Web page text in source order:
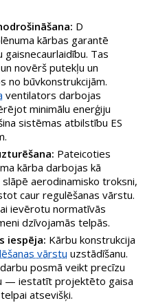
D
kārbas garantē
gaisnecaurlaidību. Tas
novērš putekļu un
no būvkonstrukcijām.
ventilators darbojas
minimālu enerģiju
sistēmas atbilstību ES
Pateicoties
kārba darbojas kā
aerodinamisko troksni,
caur regulēšanas vārstu.
ievērotu normatīvās
dzīvojamās telpās.
iespēja: Kārbu konstrukcija
vārstu uzstādīšanu.
posmā veikt precīzu
— iestatīt projektēto gaisa
atsevišķi.